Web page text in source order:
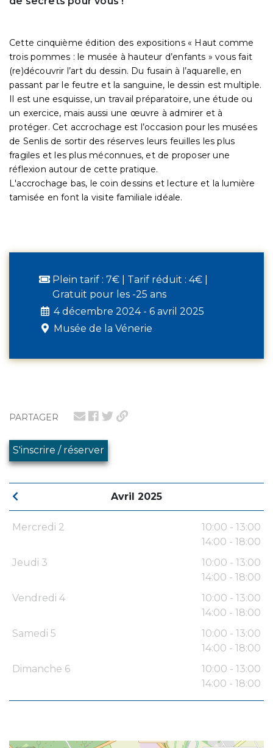
PARTAGER
S'inscrire / réserver
Avril 2025
Mercredi 2
10:00 - 13:00
14:00 - 18:00
Jeudi 3
10:00 - 13:00
14:00 - 18:00
Vendredi 4
10:00 - 13:00
14:00 - 18:00
Samedi 5
10:00 - 13:00
14:00 - 18:00
Dimanche 6
10:00 - 13:00
14:00 - 18:00
Cette cinquième édition des expositions « Haut comme
trois pommes : le musée à hauteur d’enfants » vous fait
(re)découvrir l’art du dessin. Du fusain à l’aquarelle, en
passant par le feutre et la sanguine, le dessin est multiple.
Il est une esquisse, un travail préparatoire, une étude ou
un exercice, mais aussi une œuvre à admirer et à
protéger. Cet accrochage est l’occasion pour les musées
de Senlis de sortir des réserves leurs feuilles les plus
fragiles et les plus méconnues, et de proposer une
réflexion autour de cette pratique.
L'accrochage bas, le coin dessins et lecture et la lumière
tamisée en font la visite familiale idéale.
Plein tarif : 7€ | Tarif réduit : 4€ |
Gratuit pour les -25 ans
4 décembre 2024 - 6 avril 2025
Musée de la Vénerie